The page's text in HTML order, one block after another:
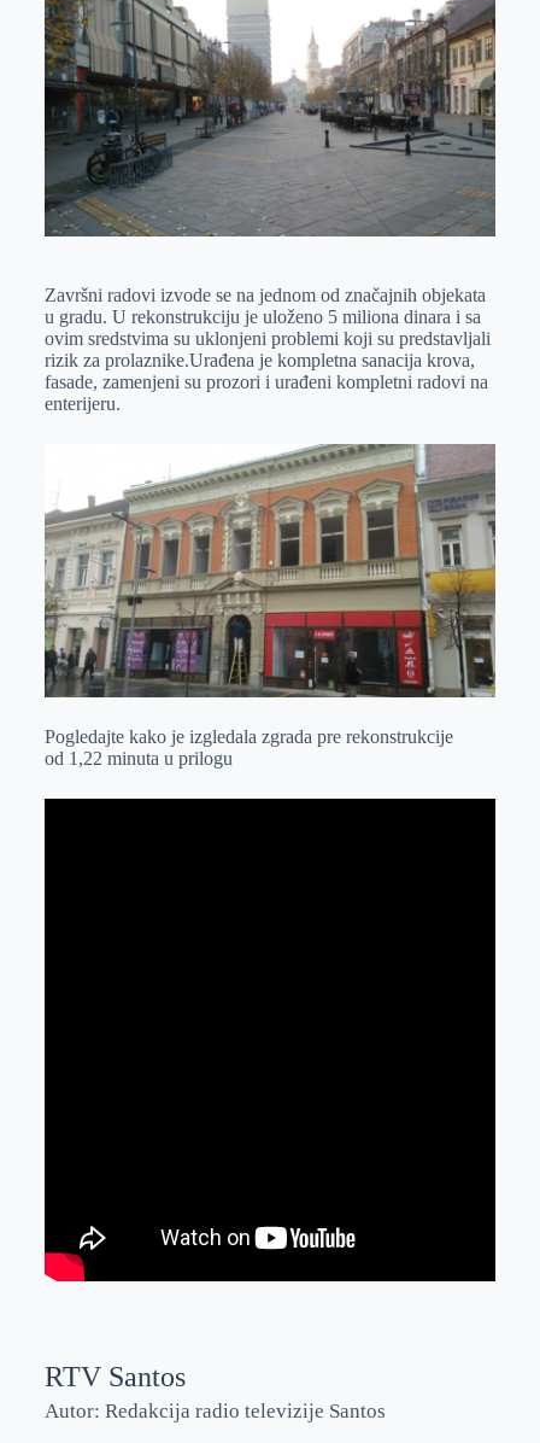
k
g
e
d
I
r
t
s
p
m
a
l
Završni radovi izvode se na jednom od značajnih objekata
u gradu. U rekonstrukciju je uloženo 5 miliona dinara i sa
ovim sredstvima su uklonjeni problemi koji su predstavljali
rizik za prolaznike.Urađena je kompletna sanacija krova,
fasade, zamenjeni su prozori i urađeni kompletni radovi na
enterijeru.
Pogledajte kako je izgledala zgrada pre rekonstrukcije
od 1,22 minuta u prilogu
RTV Santos
Autor: Redakcija radio televizije Santos